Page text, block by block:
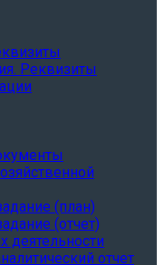
Реквизиты
(план)
(отчет)
деятельности
отчет